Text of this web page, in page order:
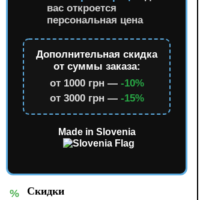
вас откроется
персональная цена
Дополнительная скидка
от суммы заказа:
от 1000 грн — -10%
от 3000 грн — -15%
Made in Slovenia
% Скидки